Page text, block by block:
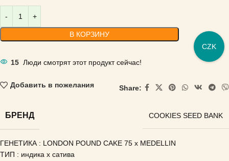
В КОРЗИНУ
15 Люди смотрят этот продукт сейчас!
Добавить в пожелания Share:
БРЕНД COOKIES SEED BANK
ГЕНЕТИКА : LONDON POUND CAKE 75 x MEDELLIN
ТИП : индика x сатива
CZK